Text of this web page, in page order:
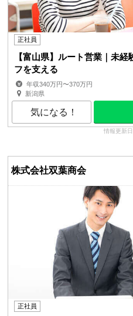
正社員
【富山県】ルート営業｜未
フを支える
年収340万円〜370万円
新潟県
気になる！
情報更新
株式会社双葉商会
正社員